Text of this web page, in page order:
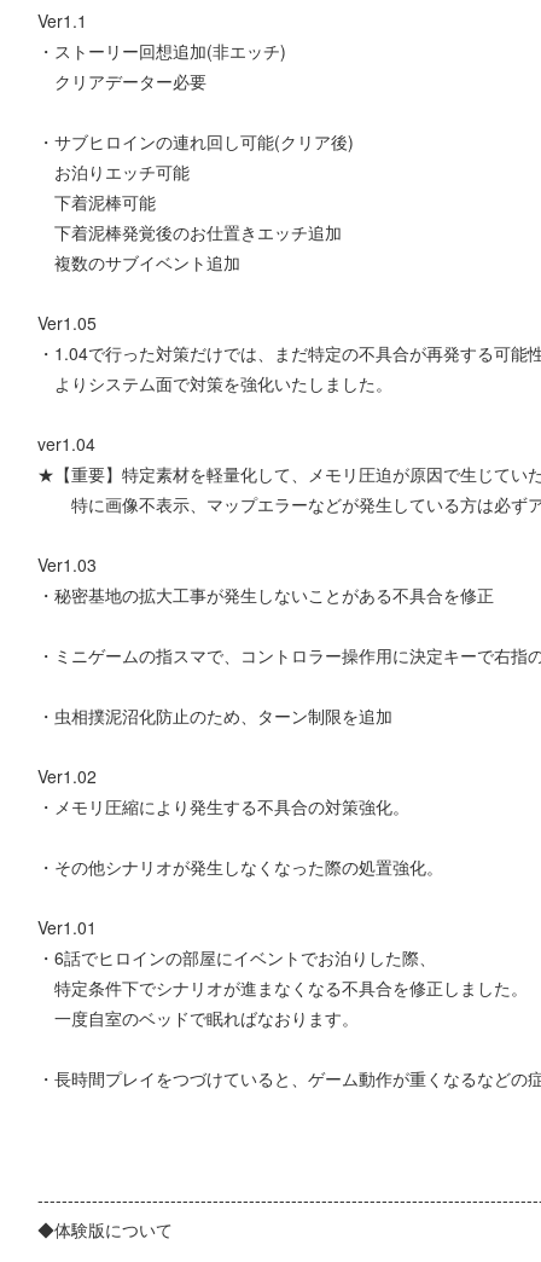
Ver1.1
・ストーリー回想追加(非エッチ)
クリアデーター必要
・サブヒロインの連れ回し可能(クリア後)
お泊りエッチ可能
下着泥棒可能
下着泥棒発覚後のお仕置きエッチ追加
複数のサブイベント追加
Ver1.05
・1.04で行った対策だけでは、まだ特定の不具合が再発する可能
よりシステム面で対策を強化いたしました。
ver1.04
★【重要】特定素材を軽量化して、メモリ圧迫が原因で生じてい
特に画像不表示、マップエラーなどが発生している方は必ず
Ver1.03
・秘密基地の拡大工事が発生しないことがある不具合を修正
・ミニゲームの指スマで、コントロラー操作用に決定キーで右指
・虫相撲泥沼化防止のため、ターン制限を追加
Ver1.02
・メモリ圧縮により発生する不具合の対策強化。
・その他シナリオが発生しなくなった際の処置強化。
Ver1.01
・6話でヒロインの部屋にイベントでお泊りした際、
特定条件下でシナリオが進まなくなる不具合を修正しました。
一度自室のベッドで眠ればなおります。
・長時間プレイをつづけていると、ゲーム動作が重くなるなどの
◆体験版について